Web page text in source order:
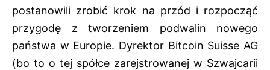
postanowili zrobić krok na przód i rozpocząć
przygodę z tworzeniem podwalin nowego
państwa w Europie. Dyrektor Bitcoin Suisse AG
(bo to o tej spółce zarejstrowanej w Szwajcarii